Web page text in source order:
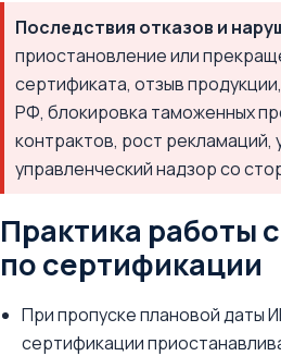
Последствия отказов и
приостановление или
сертификата, отзыв
РФ, блокировка таможенных
контрактов, рост рекламаций,
управленческий надзор со
Практика работы
по сертификации
При пропуске плановой даты
сертификации